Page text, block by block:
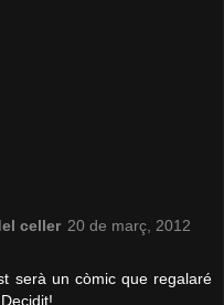
celler 20 de març, 2012
serà un còmic que regalaré